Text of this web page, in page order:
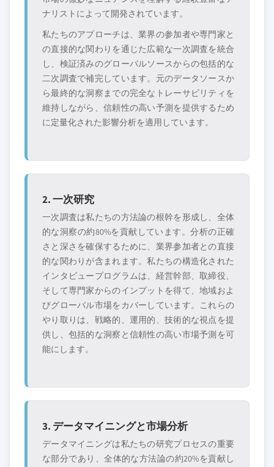
ナリストによって開発されています。
私たちのアプローチは、業界の参加者や専門家と
の直接的な関わりを通じた広範な一次調査を統合
し、検証済みのグローバルソースからの包括的な
二次調査で補完しています。元のデータソースか
ら最終的な洞察までの完全なトレーサビリティを
維持しながら、信頼性の高い予測を提供するため
に定量化された影響分析を適用しています。
2. 一次研究
一次調査は私たちの方法論の根幹を形成し、全体
的な洞察の約80%を貢献しています。分析の正確
さと深さを確保するために、業界参加者との直接
的な関わりが含まれます。私たちの構造化された
インタビュープログラムは、経営幹部、取締役、
そして専門家からのインプットを得て、地域およ
びグローバル市場をカバーしています。これらの
やり取りは、戦略的、運用的、技術的な視点を提
供し、包括的な洞察と信頼性の高い市場予測を可
能にします。
3. データマイニングと市場分析
データマイニングは私たちの研究プロセスの重要
な部分であり、全体的な方法論の約20%を貢献し